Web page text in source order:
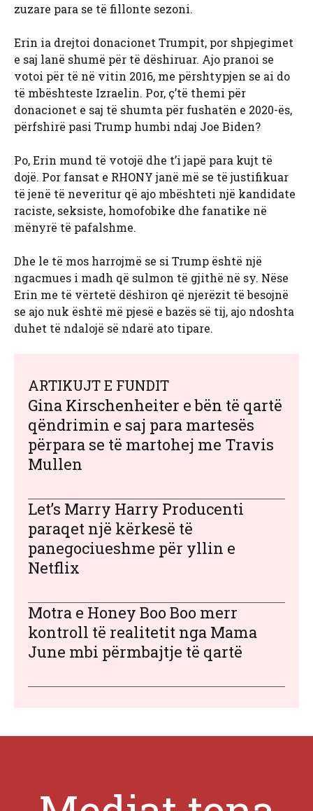
zuzare para se të fillonte sezoni.
Erin ia drejtoi donacionet Trumpit, por shpjegimet
e saj lanë shumë për të dëshiruar. Ajo pranoi se
votoi për të në vitin 2016, me përshtypjen se ai do
të mbështeste Izraelin. Por, ç’të themi për
donacionet e saj të shumta për fushatën e 2020-ës,
përfshirë pasi Trump humbi ndaj Joe Biden?
Po, Erin mund të votojë dhe t’i japë para kujt të
dojë. Por fansat e RHONY janë më se të justifikuar
të jenë të neveritur që ajo mbështeti një kandidate
raciste, seksiste, homofobike dhe fanatike në
mënyrë të pafalshme.
Dhe le të mos harrojmë se si Trump është një
ngacmues i madh që sulmon të gjithë në sy. Nëse
Erin me të vërtetë dëshiron që njerëzit të besojnë
se ajo nuk është më pjesë e bazës së tij, ajo ndoshta
duhet të ndalojë së ndarë ato tipare.
ARTIKUJT E FUNDIT
Gina Kirschenheiter e bën të qartë
qëndrimin e saj para martesës
përpara se të martohej me Travis
Mullen
Let’s Marry Harry Producenti
paraqet një kërkesë të
panegociueshme për yllin e
Netflix
Motra e Honey Boo Boo merr
kontroll të realitetit nga Mama
June mbi përmbajtje të qartë